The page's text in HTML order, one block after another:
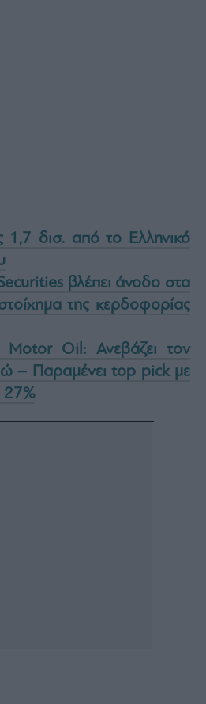
1,7 δισ. από το Ελληνικό
βλέπει άνοδο στα
της κερδοφορίας
Oil: Ανεβάζει τον
– Παραμένει top pick με
27%